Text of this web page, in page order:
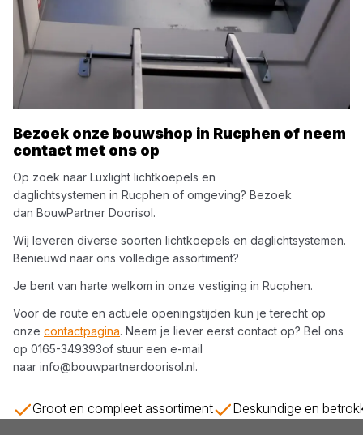
Bezoek onze bouwshop in Rucphen of neem
contact met ons op
Op zoek naar Luxlight lichtkoepels en
daglichtsystemen in Rucphen of omgeving? Bezoek
dan BouwPartner Doorisol.
Wij leveren diverse soorten lichtkoepels en daglichtsystemen.
Benieuwd naar ons volledige assortiment?
Je bent van harte welkom in onze vestiging in Rucphen.
Voor de route en actuele openingstijden kun je terecht op
onze contactpagina. Neem je liever eerst contact op? Bel ons
op 0165-349393of stuur een e-mail
naar info@bouwpartnerdoorisol.nl.
Groot en compleet assortiment Deskundige en